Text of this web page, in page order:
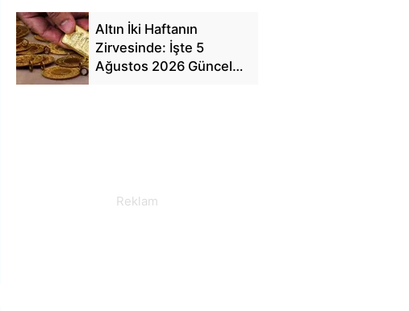
Altın İki Haftanın
Zirvesinde: İşte 5
Ağustos 2026 Güncel